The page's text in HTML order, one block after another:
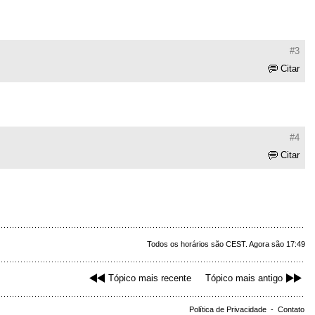
#3
Citar
#4
Citar
Todos os horários são CEST. Agora são 17:49
Tópico mais recente Tópico mais antigo
Política de Privacidade - Contato